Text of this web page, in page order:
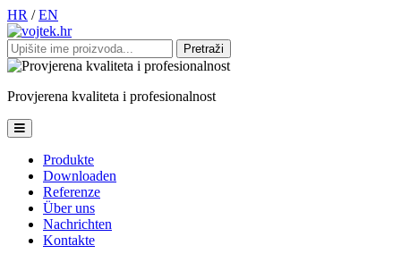
HR / EN
Pretraži:
Provjerena kvaliteta i profesionalnost
Produkte
Downloaden
Referenze
Über uns
Nachrichten
Kontakte